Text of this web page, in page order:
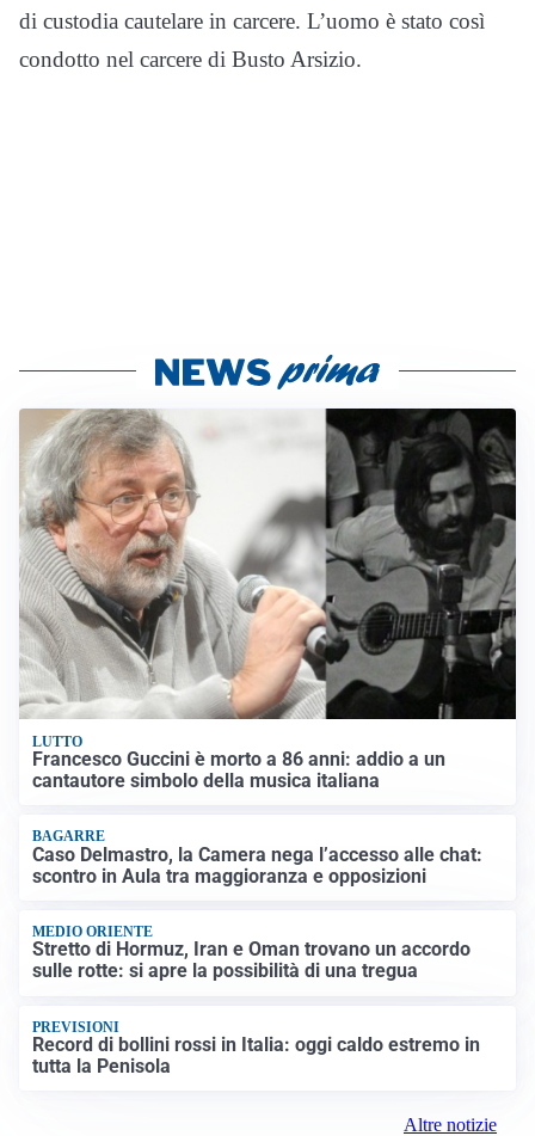
di custodia cautelare in carcere. L’uomo è stato così
condotto nel carcere di Busto Arsizio.
LUTTO
Francesco Guccini è morto a 86 anni: addio a un
cantautore simbolo della musica italiana
BAGARRE
Caso Delmastro, la Camera nega l’accesso alle chat:
scontro in Aula tra maggioranza e opposizioni
MEDIO ORIENTE
Stretto di Hormuz, Iran e Oman trovano un accordo
sulle rotte: si apre la possibilità di una tregua
PREVISIONI
Record di bollini rossi in Italia: oggi caldo estremo in
tutta la Penisola
Altre notizie